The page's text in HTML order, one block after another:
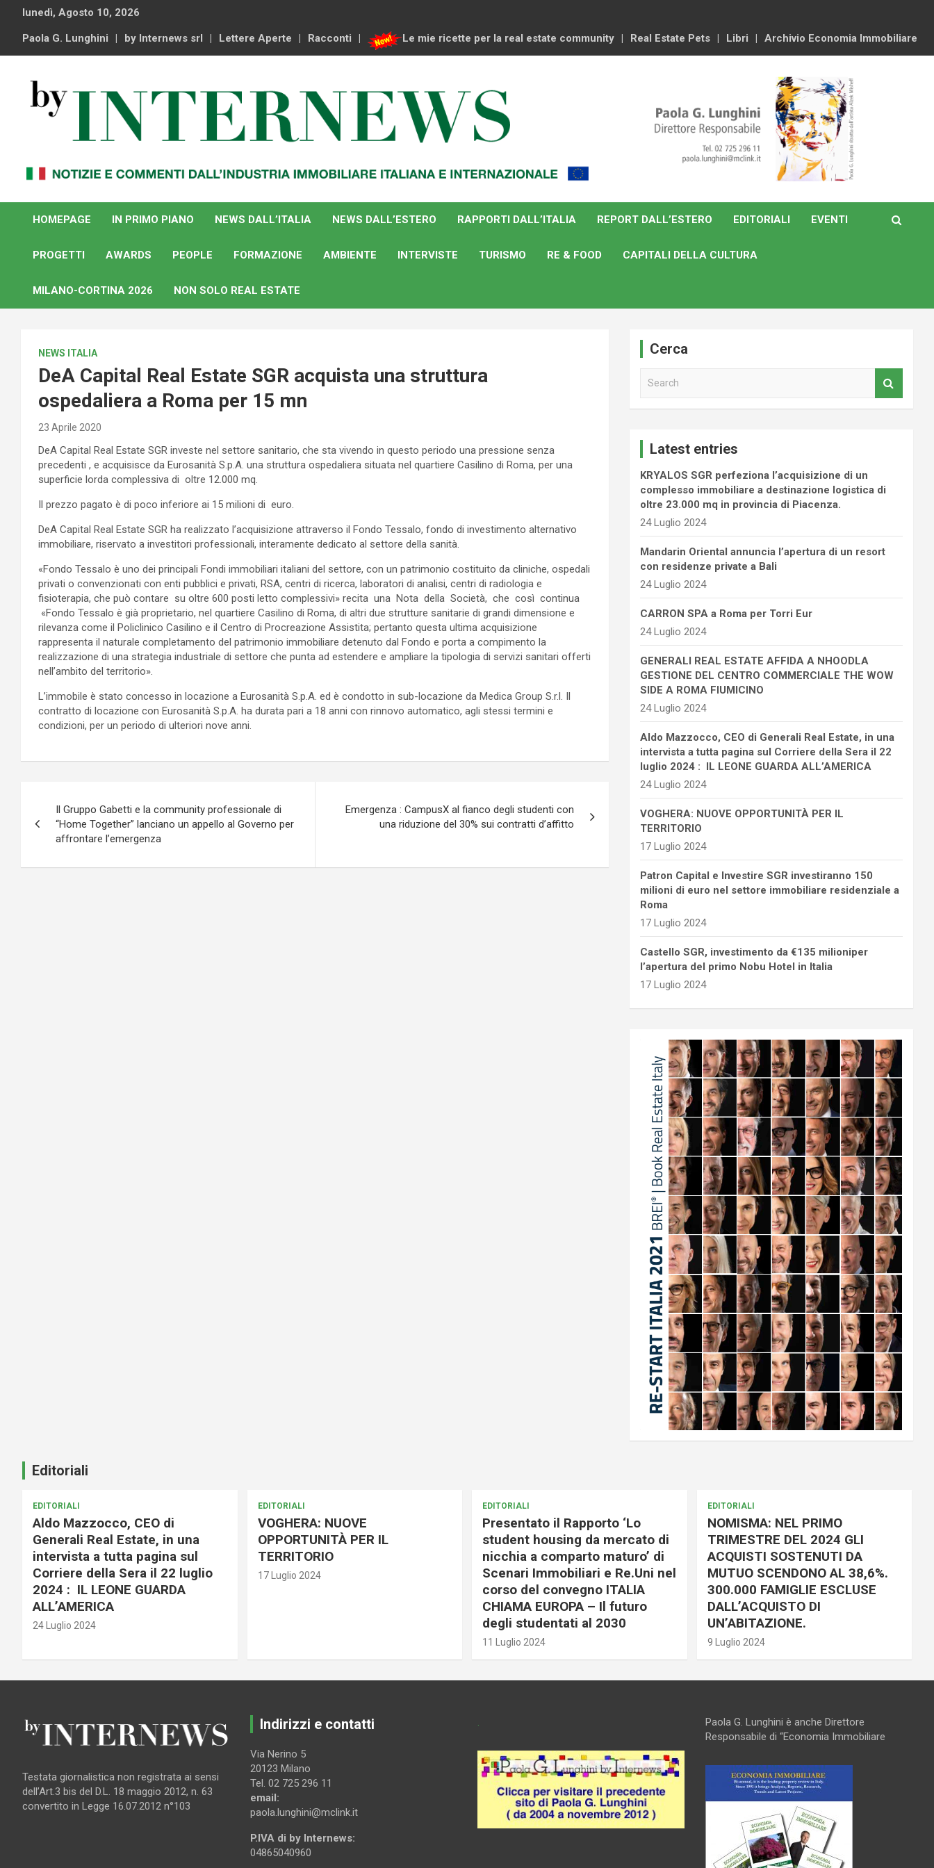
content
lunedì, Agosto 10, 2026
Paola G. Lunghini by Internews srl Lettere Aperte Racconti Le mie ricette per la real estate community Real Estate Pets Libri Archivio Economia Immobiliare
By Internews
internazionale
HOMEPAGE
IN PRIMO PIANO NEWS DALL’ITALIA NEWS DALL’ESTERO RAPPORTI DALL’ITALIA REPORT DALL’ESTERO EDITORIALI EVENTI
PROGETTI AWARDS PEOPLE FORMAZIONE AMBIENTE INTERVISTE TURISMO RE & FOOD CAPITALI DELLA CULTURA
MILANO-CORTINA 2026 NON SOLO REAL ESTATE
NEWS ITALIA
DeA Capital Real Estate SGR acquista una struttura
ospedaliera a Roma per 15 mn
23 Aprile 2020
DeA Capital Real Estate SGR investe nel settore sanitario, che sta vivendo in questo periodo una pressione senza
precedenti , e acquisisce da Eurosanità S.p.A. una struttura ospedaliera situata nel quartiere Casilino di Roma, per una
superficie lorda complessiva di oltre 12.000 mq.
Il prezzo pagato è di poco inferiore ai 15 milioni di euro.
DeA Capital Real Estate SGR ha realizzato l’acquisizione attraverso il Fondo Tessalo, fondo di investimento alternativo
immobiliare, riservato a investitori professionali, interamente dedicato al settore della sanità.
«Fondo Tessalo è uno dei principali Fondi immobiliari italiani del settore, con un patrimonio costituito da cliniche, ospedali
privati o convenzionati con enti pubblici e privati, RSA, centri di ricerca, laboratori di analisi, centri di radiologia e
fisioterapia, che può contare su oltre 600 posti letto complessivi» recita una Nota della Società, che così continua
«Fondo Tessalo è già proprietario, nel quartiere Casilino di Roma, di altri due strutture sanitarie di grandi dimensione e
rilevanza come il Policlinico Casilino e il Centro di Procreazione Assistita; pertanto questa ultima acquisizione
rappresenta il naturale completamento del patrimonio immobiliare detenuto dal Fondo e porta a compimento la
realizzazione di una strategia industriale di settore che punta ad estendere e ampliare la tipologia di servizi sanitari offerti
nell’ambito del territorio».
L’immobile è stato concesso in locazione a Eurosanità S.p.A. ed è condotto in sub-locazione da Medica Group S.r.l. Il
contratto di locazione con Eurosanità S.p.A. ha durata pari a 18 anni con rinnovo automatico, agli stessi termini e
condizioni, per un periodo di ulteriori nove anni.
articoli
Il Gruppo Gabetti e la community professionale di
“Home Together” lanciano un appello al Governo per
affrontare l’emergenza
Emergenza : CampusX al fianco degli studenti con
una riduzione del 30% sui contratti d’affitto
Cerca
Latest entries
KRYALOS SGR perfeziona l’acquisizione di un
complesso immobiliare a destinazione logistica di
oltre 23.000 mq in provincia di Piacenza.
24 Luglio 2024
Mandarin Oriental annuncia l’apertura di un resort
con residenze private a Bali
24 Luglio 2024
CARRON SPA a Roma per Torri Eur
24 Luglio 2024
GENERALI REAL ESTATE AFFIDA A NHOODLA
GESTIONE DEL CENTRO COMMERCIALE THE WOW
SIDE A ROMA FIUMICINO
24 Luglio 2024
Aldo Mazzocco, CEO di Generali Real Estate, in una
intervista a tutta pagina sul Corriere della Sera il 22
luglio 2024 : IL LEONE GUARDA ALL’AMERICA
24 Luglio 2024
VOGHERA: NUOVE OPPORTUNITÀ PER IL
TERRITORIO
17 Luglio 2024
Patron Capital e Investire SGR investiranno 150
milioni di euro nel settore immobiliare residenziale a
Roma
17 Luglio 2024
Castello SGR, investimento da €135 milioniper
l’apertura del primo Nobu Hotel in Italia
17 Luglio 2024
Editoriali
EDITORIALI
Aldo Mazzocco, CEO di
Generali Real Estate, in una
intervista a tutta pagina sul
Corriere della Sera il 22 luglio
2024 : IL LEONE GUARDA
ALL’AMERICA
24 Luglio 2024
EDITORIALI
VOGHERA: NUOVE
OPPORTUNITÀ PER IL
TERRITORIO
17 Luglio 2024
EDITORIALI
Presentato il Rapporto ‘Lo
student housing da mercato di
nicchia a comparto maturo’ di
Scenari Immobiliari e Re.Uni nel
corso del convegno ITALIA
CHIAMA EUROPA – Il futuro
degli studentati al 2030
11 Luglio 2024
EDITORIALI
NOMISMA: NEL PRIMO
TRIMESTRE DEL 2024 GLI
ACQUISTI SOSTENUTI DA
MUTUO SCENDONO AL 38,6%.
300.000 FAMIGLIE ESCLUSE
DALL’ACQUISTO DI
UN’ABITAZIONE.
9 Luglio 2024
Testata giornalistica non registrata ai sensi
dell’Art.3 bis del D.L. 18 maggio 2012, n. 63
convertito in Legge 16.07.2012 n°103
Indirizzi e contatti
Via Nerino 5
20123 Milano
Tel. 02 725 296 11
email:
paola.lunghini@mclink.it
P.IVA di by Internews:
04865040960
.
Paola G. Lunghini è anche Direttore
Responsabile di “Economia Immobiliare